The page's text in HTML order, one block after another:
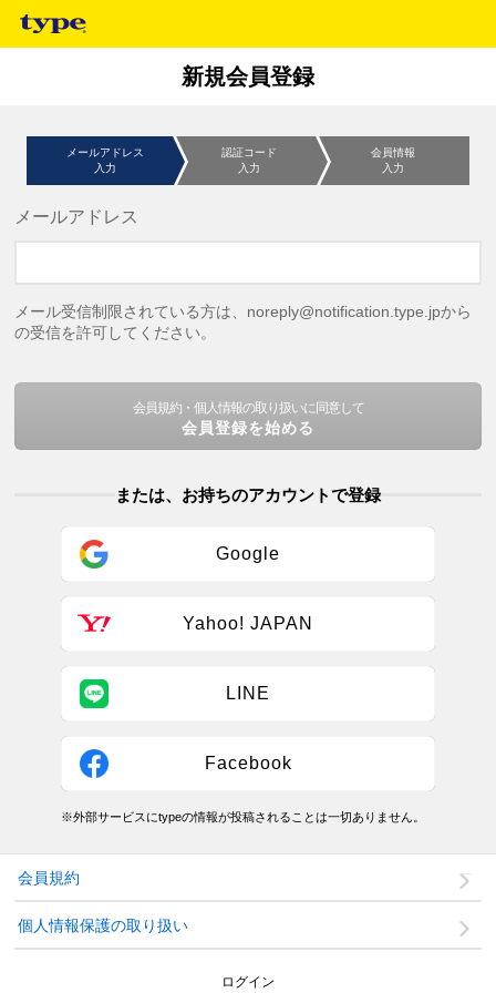
新規会員登録
メールアドレス
入力
認証コード
入力
会員情報
入力
メールアドレス
メール受信制限されている方は、noreply@notification.type.jpから
の受信を許可してください。
会員規約・個人情報の取り扱いに同意して
会員登録を始める
または、お持ちのアカウントで登録
Google
Yahoo! JAPAN
LINE
Facebook
※外部サービスにtypeの情報が投稿されることは一切ありません。
会員規約
個人情報保護の取り扱い
ログイン